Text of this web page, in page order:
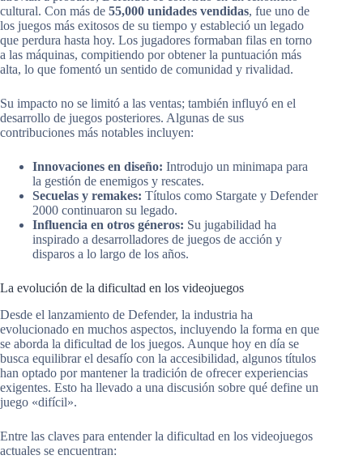
cultural. Con más de 55,000 unidades vendidas, fue uno de
los juegos más exitosos de su tiempo y estableció un legado
que perdura hasta hoy. Los jugadores formaban filas en torno
a las máquinas, compitiendo por obtener la puntuación más
alta, lo que fomentó un sentido de comunidad y rivalidad.
Su impacto no se limitó a las ventas; también influyó en el
desarrollo de juegos posteriores. Algunas de sus
contribuciones más notables incluyen:
Innovaciones en diseño: Introdujo un minimapa para
la gestión de enemigos y rescates.
Secuelas y remakes: Títulos como Stargate y Defender
2000 continuaron su legado.
Influencia en otros géneros: Su jugabilidad ha
inspirado a desarrolladores de juegos de acción y
disparos a lo largo de los años.
La evolución de la dificultad en los videojuegos
Desde el lanzamiento de Defender, la industria ha
evolucionado en muchos aspectos, incluyendo la forma en que
se aborda la dificultad de los juegos. Aunque hoy en día se
busca equilibrar el desafío con la accesibilidad, algunos títulos
han optado por mantener la tradición de ofrecer experiencias
exigentes. Esto ha llevado a una discusión sobre qué define un
juego «difícil».
Entre las claves para entender la dificultad en los videojuegos
actuales se encuentran: